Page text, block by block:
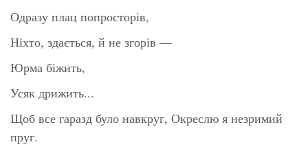
Одразу плац попросторів,
Ніхто, здається, й не згорів —
Юрма біжить,
Усяк дрижить...
Щоб все гаразд було навкруг, Окреслю я незримий
пруг.